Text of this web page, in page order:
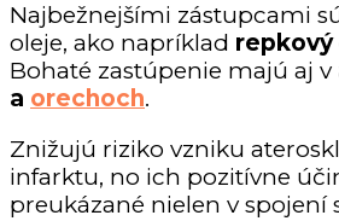
Najbežnejšími zástupcami
oleje, ako napríklad repkový
Bohaté zastúpenie majú aj v
a orechoch.
Znižujú riziko vzniku
infarktu, no ich pozitívne
preukázané nielen v spojení